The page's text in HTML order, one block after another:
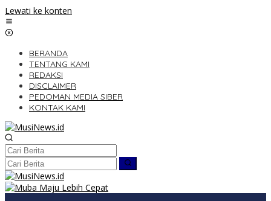
Lewati ke konten
BERANDA
TENTANG KAMI
REDAKSI
DISCLAIMER
PEDOMAN MEDIA SIBER
KONTAK KAMI